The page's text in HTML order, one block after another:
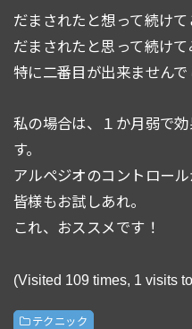
だまされたと想って続けて
だまされたと思って続けて
特に二番目が出来ませんで
私の場合は、１か月弱で
す。
アルペジオのコントロール
皆様もお試しあれ。
これ、おススメです！
(Visited 109 times, 1 visits
テクニック